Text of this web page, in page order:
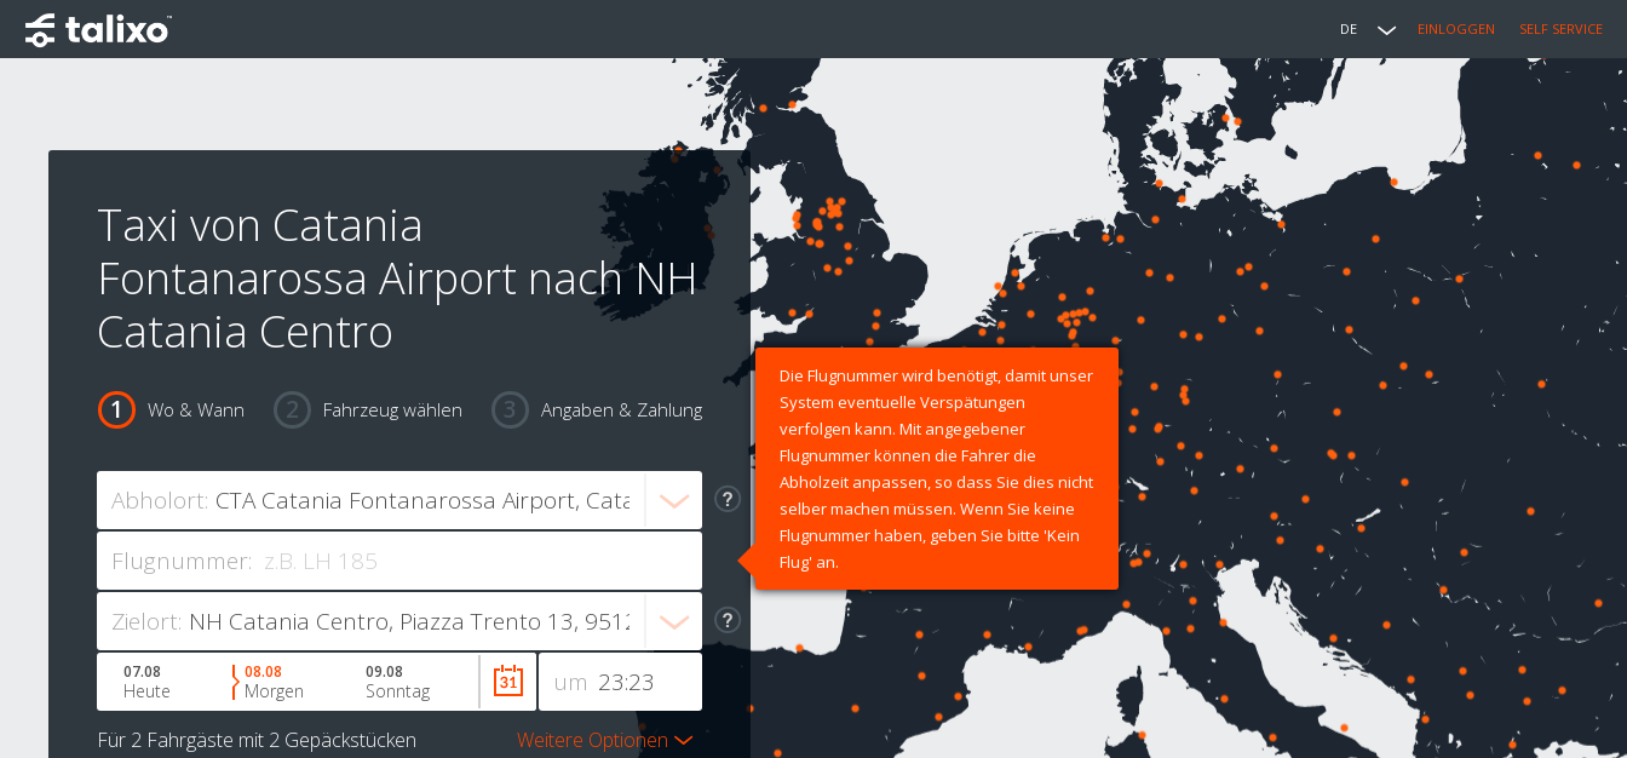
DE EINLOGGEN SELF SERVICE
Taxi von Catania
Fontanarossa Airport nach NH
Catania Centro
Wo & Wann Fahrzeug wählen Angaben & Zahlung
Abholort:
Flugnummer:
Die Flugnummer wird benötigt, damit unser
System eventuelle Verspätungen
verfolgen kann. Mit angegebener
Flugnummer können die Fahrer die
Abholzeit anpassen, so dass Sie dies nicht
selber machen müssen. Wenn Sie keine
Flugnummer haben, geben Sie bitte 'Kein
Flug' an.
Zielort:
um
07.08
Heute
08.08
Morgen
09.08
Sonntag
Für 2 Fahrgäste mit 2 Gepäckstücken Weitere Optionen